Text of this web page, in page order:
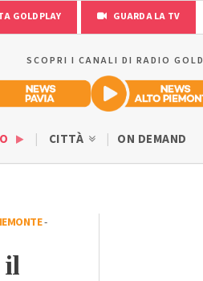
GOLDPLAY GUARDA LA TV
SCOPRI I CANALI DI RADIO GOLD
CITTÀ ON DEMAND
-
il